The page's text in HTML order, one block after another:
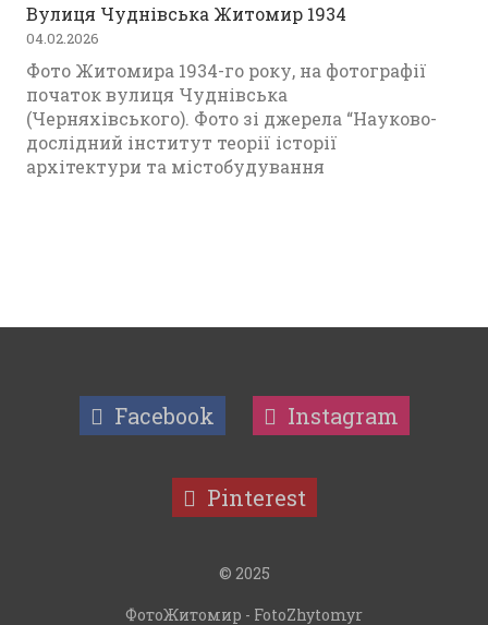
Вулиця Чуднівська Житомир 1934
04.02.2026
Фото Житомира 1934-го року, на фотографії
початок вулиця Чуднівська
(Черняхівського). Фото зі джерела “Науково-
дослідний інститут теорії історії
архітектури та містобудування
Facebook Instagram
Pinterest
© 2025
ФотоЖитомир - FotoZhytomyr